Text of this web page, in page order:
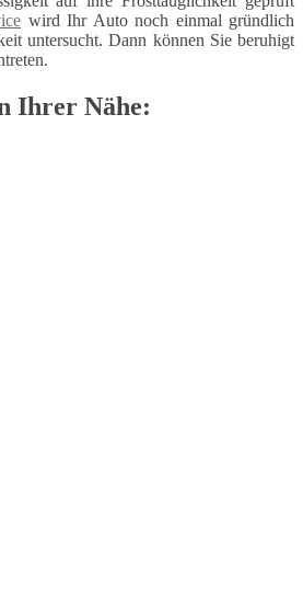
wird Ihr Auto noch einmal gründlich
untersucht. Dann können Sie beruhigt
Ihrer Nähe: